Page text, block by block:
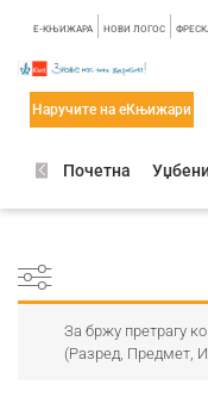
E-КЊИЖАРА НОВИ ЛОГОС
Наручите на еКњижари
Почетна
За бржу претрагу
(Разред, Предмет,